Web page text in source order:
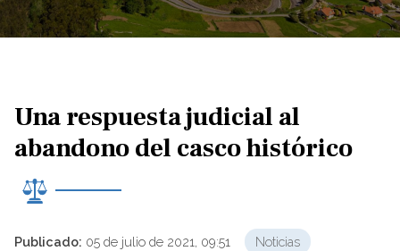
Una respuesta judicial al
abandono del casco histórico
Publicado: 05 de julio de 2021, 09:51 Noticias